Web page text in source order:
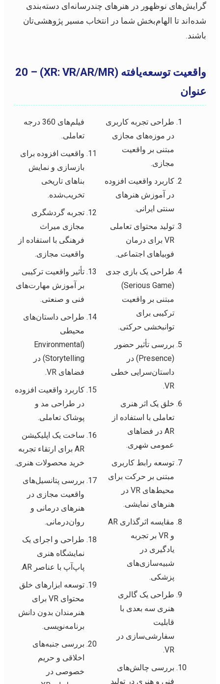
گرایش‌های نوظهور در هنرهای چندرسانه‌ای دسته‌بندی
شده‌اند تا الهام‌بخش شما در انتخاب مسیر پژوهشی‌تان
باشند.
واقعیت توسعه‌یافته (XR: VR/AR/MR) – 20
عنوان
طراحی تجربه کاربری
در موزه‌های مجازی
مبتنی بر واقعیت
مجازی.
کاربرد واقعیت افزوده
در آموزش هنرهای
سنتی ایرانی.
تولید محتوای تعاملی
VR برای درمان
فوبیاهای اجتماعی.
طراحی یک بازی جدی
(Serious Game)
مبتنی بر واقعیت
ترکیبی برای
توانبخشی حرکتی.
بررسی تأثیر حضور
(Presence) در
داستان‌سرایی خطی
VR.
خلق یک اثر هنری
تعاملی با استفاده از
AR در فضاهای
عمومی شهری.
توسعه رابط کاربری
مبتنی بر حرکت برای
محیط‌های VR در
هنرهای نمایشی.
مقایسه اثرگذاری AR
و VR بر تجربه
یادگیری در
شبیه‌سازی‌های
پزشکی.
طراحی یک گالری
هنری سه بعدی با
قابلیت
سفارشی‌سازی در
VR.
بررسی چالش‌های
فنی و هنری در تولید
فیلم‌های 360 درجه
تعاملی.
واقعیت افزوده برای
بازسازی و نمایش
بناهای تاریخی
تخریب‌شده.
تجربه گردشگری
مجازی میراث
فرهنگی با استفاده از
واقعیت مجازی.
تأثیر واقعیت ترکیبی
بر آموزش مهارت‌های
فنی و صنعتی.
طراحی داستان‌های
محیطی
(Environmental
Storytelling) در
فضاهای VR.
کاربرد واقعیت افزوده
در طراحی مد و
پوشاک تعاملی.
ساخت یک اپلیکیشن
AR برای ارتقاء تجربه
خرید محصولات هنری.
بررسی پتانسیل‌های
واقعیت مجازی در
هنرهای درمانی و
روان‌درمانی.
طراحی و اجرای یک
نمایشگاه هنری
پاپ‌آپ با عناصر AR.
توسعه ابزارهای خلق
محتوای VR برای
هنرمندان بدون دانش
برنامه‌نویسی.
بررسی جنبه‌های
اخلاقی و حریم
خصوصی در